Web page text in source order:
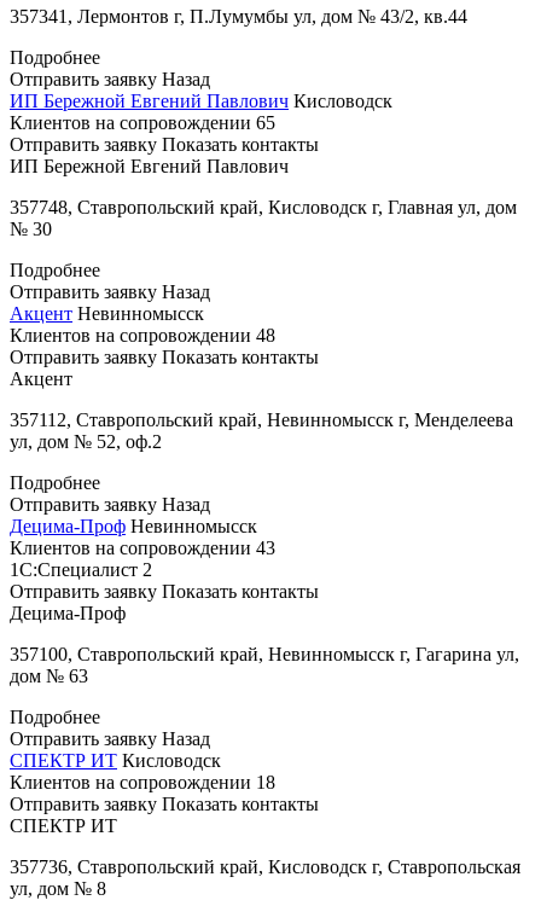
357341, Лермонтов г, П.Лумумбы ул, дом № 43/2, кв.44
Подробнее
Отправить заявку Назад
ИП Бережной Евгений Павлович Кисловодск
Клиентов на сопровождении 65
Отправить заявку Показать контакты
ИП Бережной Евгений Павлович
357748, Ставропольский край, Кисловодск г, Главная ул, дом
№ 30
Подробнее
Отправить заявку Назад
Акцент Невинномысск
Клиентов на сопровождении 48
Отправить заявку Показать контакты
Акцент
357112, Ставропольский край, Невинномысск г, Менделеева
ул, дом № 52, оф.2
Подробнее
Отправить заявку Назад
Децима-Проф Невинномысск
Клиентов на сопровождении 43
1С:Специалист 2
Отправить заявку Показать контакты
Децима-Проф
357100, Ставропольский край, Невинномысск г, Гагарина ул,
дом № 63
Подробнее
Отправить заявку Назад
СПЕКТР ИТ Кисловодск
Клиентов на сопровождении 18
Отправить заявку Показать контакты
СПЕКТР ИТ
357736, Ставропольский край, Кисловодск г, Ставропольская
ул, дом № 8